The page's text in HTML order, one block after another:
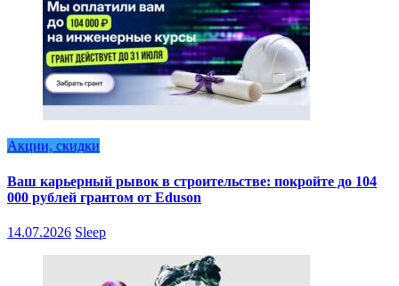
Акции, скидки
Ваш карьерный рывок в строительстве: покройте до 104
000 рублей грантом от Eduson
14.07.2026 Sleep